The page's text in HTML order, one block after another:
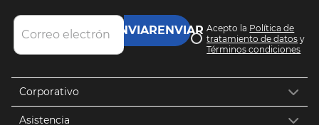
ENVIAR Acepto la Política de
tratamiento de datos y
Términos condiciones
Corporativo
Asistencia